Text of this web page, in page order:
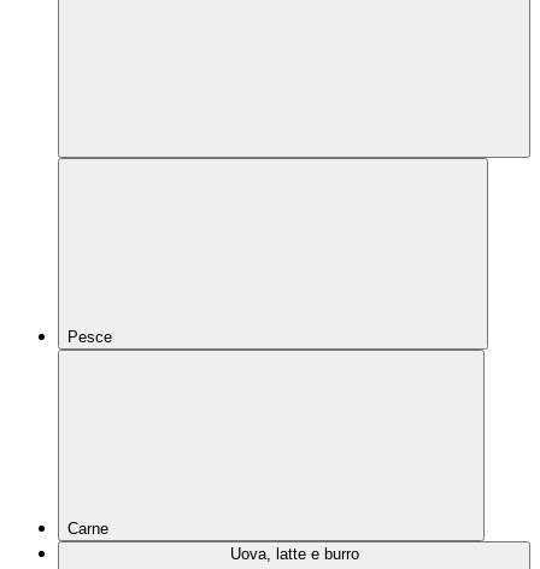
Pesce
Carne
Uova, latte e burro